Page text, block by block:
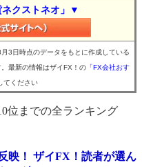
クストネオ」▼
3日時点のデータをもとに作成している
最新の情報はザイFX！の 「FX会社おす
てください
位までの全ランキング
映！ ザイFX！読者が選ん